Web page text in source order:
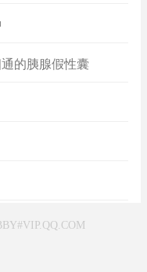
的胰腺假性囊